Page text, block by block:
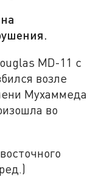
MD-11 с
возле
Мухаммеда
во